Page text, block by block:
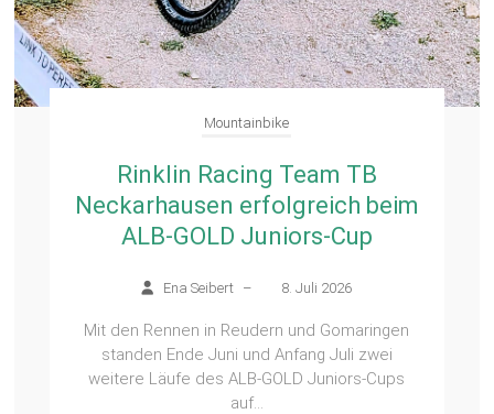
Mountainbike
Rinklin Racing Team TB
Neckarhausen erfolgreich beim
ALB-GOLD Juniors-Cup
Ena Seibert – 8. Juli 2026
Mit den Rennen in Reudern und Gomaringen
standen Ende Juni und Anfang Juli zwei
weitere Läufe des ALB-GOLD Juniors-Cups
auf...